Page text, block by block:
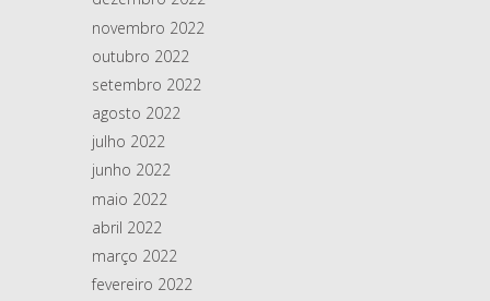
novembro 2022
outubro 2022
setembro 2022
agosto 2022
julho 2022
junho 2022
maio 2022
abril 2022
março 2022
fevereiro 2022